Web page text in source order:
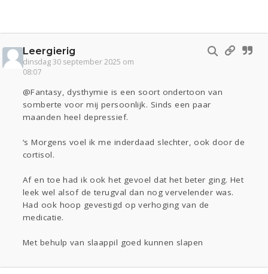
Leergierig
dinsdag 30 september 2025 om
08:07
@Fantasy, dysthymie is een soort ondertoon van
somberte voor mij persoonlijk. Sinds een paar
maanden heel depressief.
‘s Morgens voel ik me inderdaad slechter, ook door de
cortisol.
Af en toe had ik ook het gevoel dat het beter ging. Het
leek wel alsof de terugval dan nog vervelender was.
Had ook hoop gevestigd op verhoging van de
medicatie.
Met behulp van slaappil goed kunnen slapen